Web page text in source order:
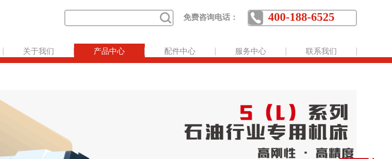
免费咨询电话： 400-188-6525
关于我们 产品中心 配件中心 服务中心 联系我们